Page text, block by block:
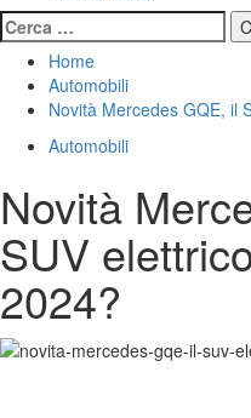
Ricerca
per:
Home
Automobili
Novità Mercedes GQE, il
Automobili
Novità
SUV
2024?